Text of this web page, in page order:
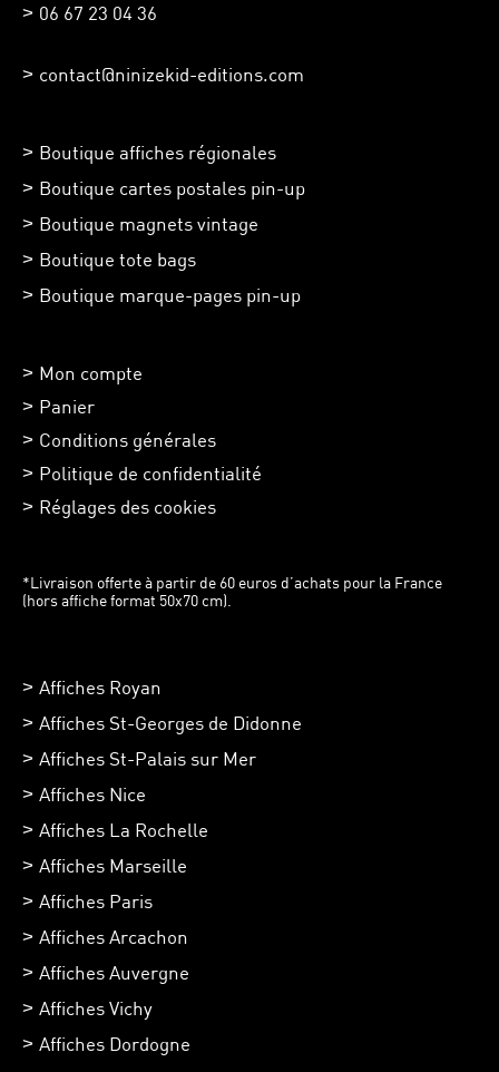
06 67 23 04 36
contact@ninizekid-editions.com
Boutique affiches régionales
Boutique cartes postales pin-up
Boutique magnets vintage
Boutique tote bags
Boutique marque-pages pin-up
Mon compte
Panier
Conditions générales
Politique de confidentialité
Réglages des cookies
*Livraison offerte à partir de 60 euros d’achats pour la France
(hors affiche format 50x70 cm).
Affiches Royan
Affiches St-Georges de Didonne
Affiches St-Palais sur Mer
Affiches Nice
Affiches La Rochelle
Affiches Marseille
Affiches Paris
Affiches Arcachon
Affiches Auvergne
Affiches Vichy
Affiches Dordogne